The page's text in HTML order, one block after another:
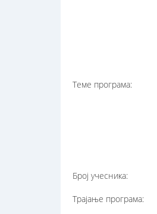
Теме програма:
Број учесника:
Трајање програма: